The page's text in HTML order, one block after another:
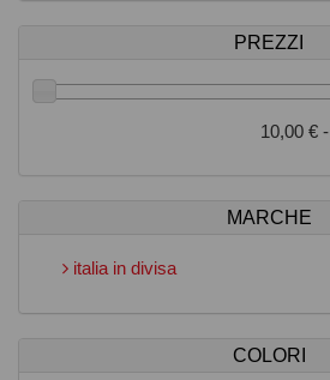
PREZZI
10,00 € -
MARCHE
italia in divisa
COLORI